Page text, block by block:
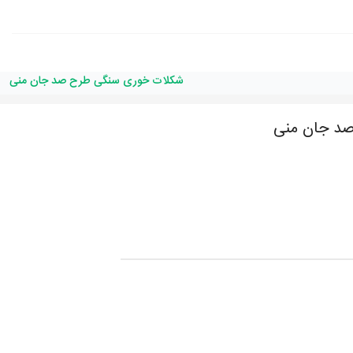
شکلات خوری سنگی طرح صد جان منی
جان منی